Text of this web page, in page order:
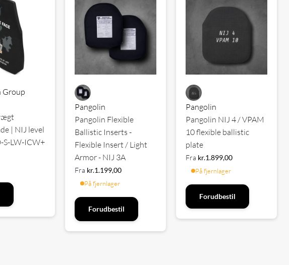
Group
| NIJ level
S-LW-ICW+
Pangolin
Pangolin Flexible
Ballistic Inserts -
Flexible Insert / Light
Armor - NIJ 3A
Fra kr.1.199,00
På fjernlager
Forudbestil
Pangolin
Pangolin NIJ 4 / VPAM
10 flexible ballistic
plate
Fra kr.1.899,00
På fjernlager
Forudbestil